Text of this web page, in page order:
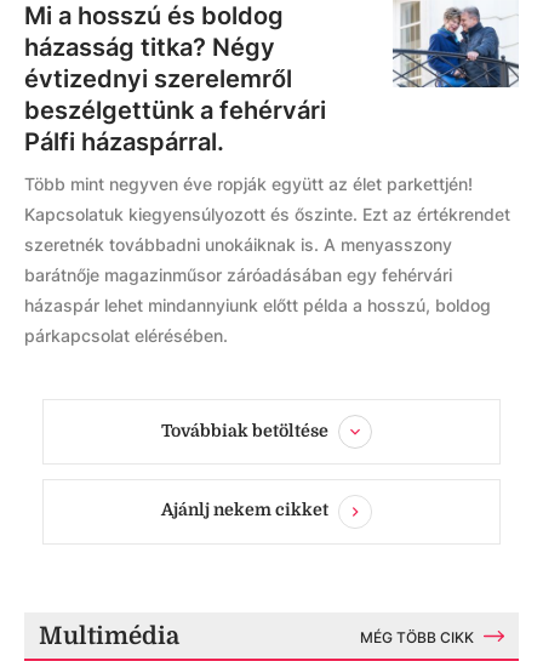
Mi a hosszú és boldog
házasság titka? Négy
évtizednyi szerelemről
beszélgettünk a fehérvári
Pálfi házaspárral.
Több mint negyven éve ropják együtt az élet parkettjén!
Kapcsolatuk kiegyensúlyozott és őszinte. Ezt az értékrendet
szeretnék továbbadni unokáiknak is. A menyasszony
barátnője magazinműsor záróadásában egy fehérvári
házaspár lehet mindannyiunk előtt példa a hosszú, boldog
párkapcsolat elérésében.
Továbbiak betöltése
Ajánlj nekem cikket
Multimédia MÉG TÖBB CIKK